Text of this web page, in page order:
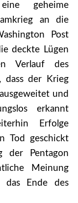
geheime
an die
Post
deckte Lügen
Verlauf des
dass der Krieg
und
erkannt
Erfolge
Tod geschickt
der Pentagon
Meinung
Ende des